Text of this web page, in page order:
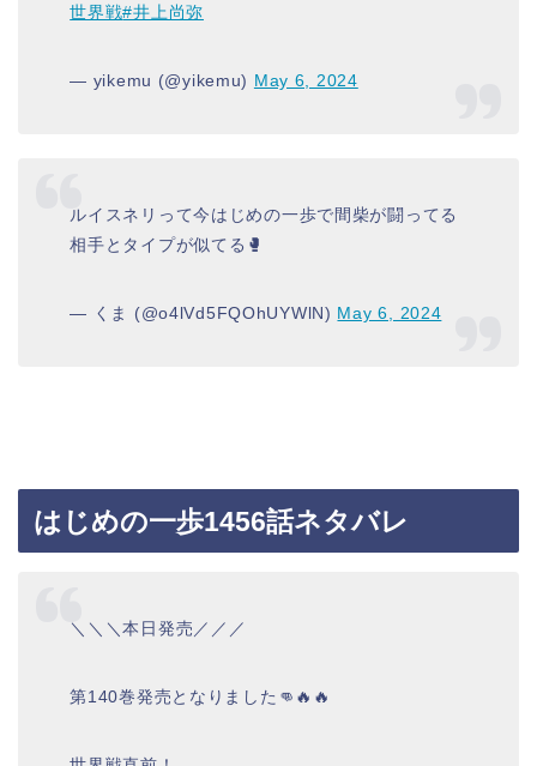
世界戦#井上尚弥
— yikemu (@yikemu) May 6, 2024
ルイスネリって今はじめの一歩で間柴が闘ってる
相手とタイプが似てる🥊
— くま (@o4lVd5FQOhUYWlN) May 6, 2024
はじめの一歩1456話ネタバレ
＼＼＼本日発売／／／
第140巻発売となりました👊🔥🔥